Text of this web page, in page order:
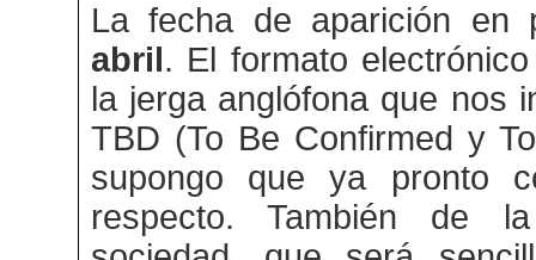
La fecha de aparición
abril . El formato
la jerga anglófona que nos
TBD (To Be Confirmed y
supongo que ya pronto
respecto. También de